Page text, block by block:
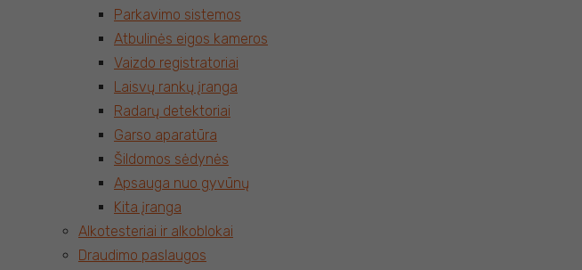
Parkavimo sistemos
Atbulinės eigos kameros
Vaizdo registratoriai
Laisvų rankų įranga
Radarų detektoriai
Garso aparatūra
Šildomos sėdynės
Apsauga nuo gyvūnų
Kita įranga
Alkotesteriai ir alkoblokai
Draudimo paslaugos